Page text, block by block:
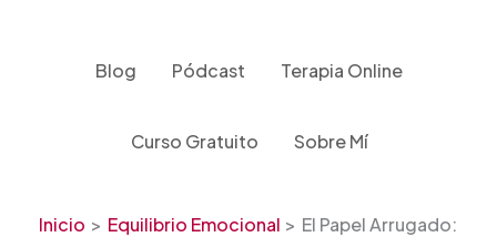
Blog Pódcast Terapia Online
Curso Gratuito Sobre Mí
Inicio Equilibrio Emocional El Papel Arrugado: